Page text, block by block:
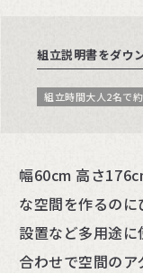
組立説明書をダウ
組立時間大人2名で
幅60cm 高さ
な空間を作るの
設置など多用途
合わせで空間のア